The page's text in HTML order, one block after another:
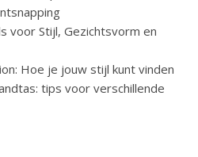
voor Stijl, Gezichtsvorm en
Hoe je jouw stijl kunt vinden
tips voor verschillende